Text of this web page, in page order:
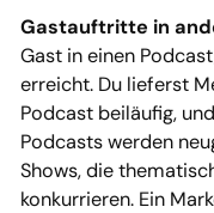
Gastauftritte in
Gast in einen
erreicht. Du lieferst
Podcast beiläufig,
Podcasts werden
Shows, die
konkurrieren. Ein